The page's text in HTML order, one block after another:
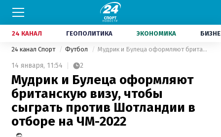
24 КАНАЛ ГЕОПОЛИТИКА ЭКОНОМИКА
24 канал Спорт Футбол Мудрик и Булеца оформляют британскую визу, чтобы сыграть против Шотландии в отборе на ЧМ-2022
14 января, 11:54 2
Мудрик и Булеца оформляют
британскую визу, чтобы
сыграть против Шотландии в
отборе на ЧМ-2022